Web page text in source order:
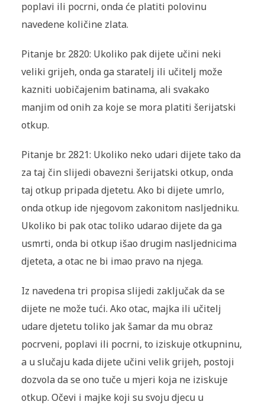
poplavi ili pocrni, onda će platiti polovinu
navedene količine zlata.
Pitanje br. 2820: Ukoliko pak dijete učini neki
veliki grijeh, onda ga staratelj ili učitelj može
kazniti uobičajenim batinama, ali svakako
manjim od onih za koje se mora platiti šerijatski
otkup.
Pitanje br. 2821: Ukoliko neko udari dijete tako da
za taj čin slijedi obavezni šerijatski otkup, onda
taj otkup pripada djetetu. Ako bi dijete umrlo,
onda otkup ide njegovom zakonitom nasljedniku.
Ukoliko bi pak otac toliko udarao dijete da ga
usmrti, onda bi otkup išao drugim nasljednicima
djeteta, a otac ne bi imao pravo na njega.
Iz navedena tri propisa slijedi zaključak da se
dijete ne može tući. Ako otac, majka ili učitelj
udare djetetu toliko jak šamar da mu obraz
pocrveni, poplavi ili pocrni, to iziskuje otkupninu,
a u slučaju kada dijete učini velik grijeh, postoji
dozvola da se ono tuče u mjeri koja ne iziskuje
otkup. Očevi i majke koji su svoju djecu u